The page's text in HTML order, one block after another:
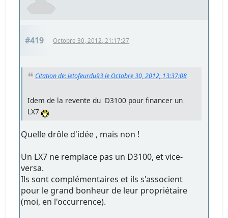
#419 Octobre 30, 2012, 21:17:27
Citation de: letofeurdu93 le Octobre 30, 2012, 13:37:08
Idem de la revente du D3100 pour financer un
LX7
Quelle drôle d'idée , mais non !
Un LX7 ne remplace pas un D3100, et vice-
versa.
Ils sont complémentaires et ils s'associent
pour le grand bonheur de leur propriétaire
(moi, en l'occurrence).